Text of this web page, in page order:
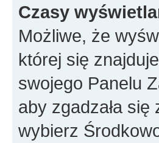
Czasy
Możliwe, że
której się
swojego Panelu
aby zgadzała się
wybierz